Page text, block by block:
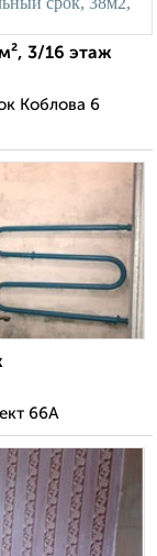
3/16 этаж
Коблова 6
66А